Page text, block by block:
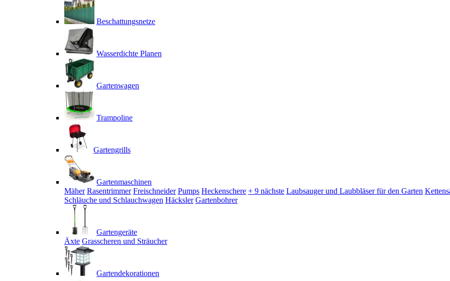
Beschattungsnetze
Wasserdichte Planen
Gartenwagen
Trampoline
Gartengrills
Gartenmaschinen
Mäher Rasentrimmer Freischneider Pumps Heckenschere + 9 nächste Laubsauger und Laubbläser für den Garten
Schläuche und Schlauchwagen Häcksler Gartenbohrer
Gartengeräte
Äxte Grasscheren und Sträucher
Gartendekorationen